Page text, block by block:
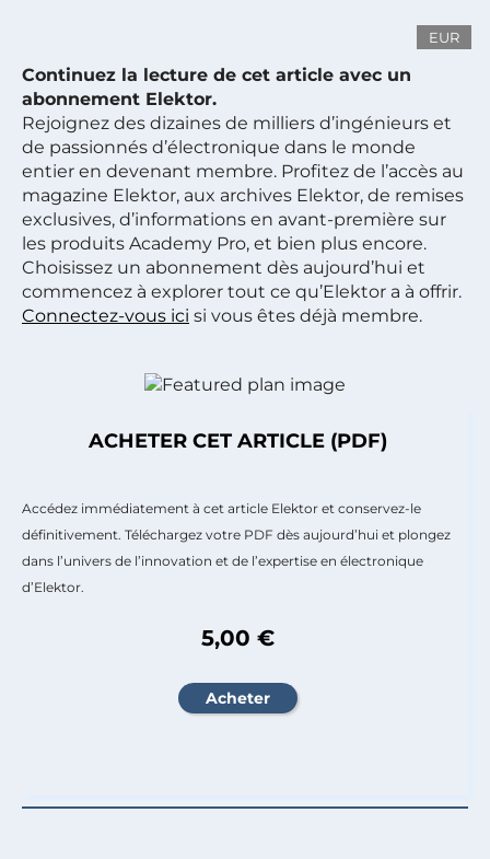
EUR
Continuez la lecture de cet article avec un
abonnement Elektor.
Rejoignez des dizaines de milliers d’ingénieurs et
de passionnés d’électronique dans le monde
entier en devenant membre. Profitez de l’accès au
magazine Elektor, aux archives Elektor, de remises
exclusives, d’informations en avant-première sur
les produits Academy Pro, et bien plus encore.
Choisissez un abonnement dès aujourd’hui et
commencez à explorer tout ce qu’Elektor a à offrir.
Connectez-vous ici si vous êtes déjà membre.
ACHETER CET ARTICLE (PDF)
Accédez immédiatement à cet article Elektor et conservez-le
définitivement. Téléchargez votre PDF dès aujourd’hui et plongez
dans l’univers de l’innovation et de l’expertise en électronique
d’Elektor.
5,00 €